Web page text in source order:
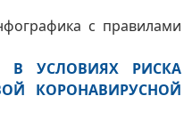
с правилами
В УСЛОВИЯХ РИСКА
КОРОНАВИРУСНОЙ